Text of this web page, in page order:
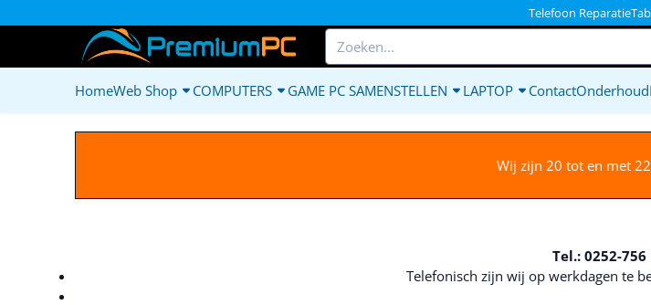
Telefoon Reparatie
Zoeken
HomeWeb Shop COMPUTERS GAME PC SAMENSTELLEN LAPTOP ContactOnderhoud
Wij zijn 20 tot en met
Tel.: 0252-756
Telefonisch zijn wij op werkdagen te